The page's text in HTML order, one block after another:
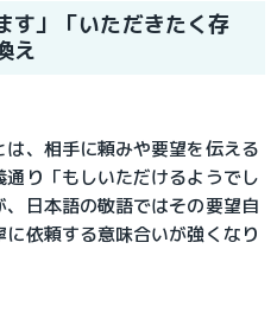
す」「いただきたく存
え
は、相手に頼みや要望を伝える
り「もしいただけるようでし
日本語の敬語ではその要望自
依頼する意味合いが強くなり